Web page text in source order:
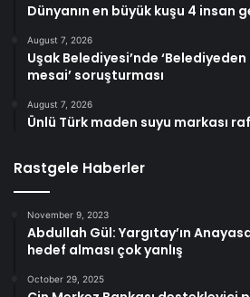
Dünyanın en büyük kuşu 4 insan
August 7, 2026
Uşak Belediyesi’nde
mesai’ soruşturması
August 7, 2026
Ünlü Türk maden suyu markası
Rastgele Haberler
November 9, 2023
Abdullah Gül: Yargıtay’ın
hedef alması çok yanlış
October 29, 2025